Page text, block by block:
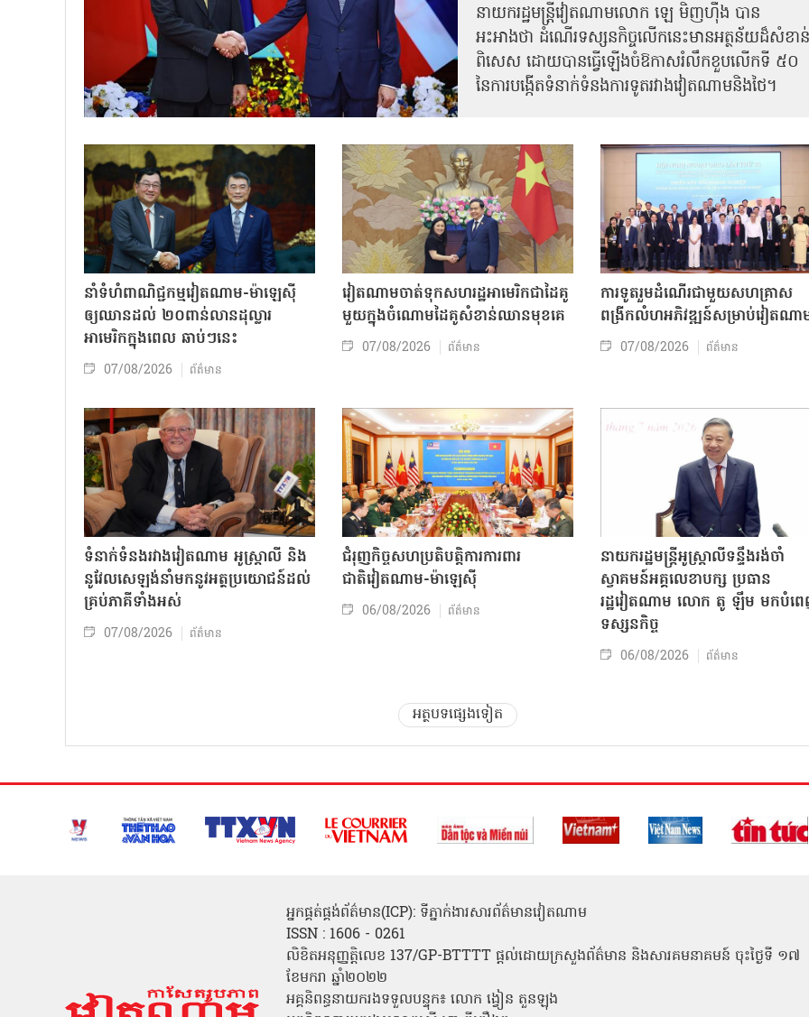
នាយករដ្ឋមន្ត្រីវៀតណាមលោក ឡេ មិញហ៊ឹង បាន
អះអាងថា ដំណើរទស្សនកិច្ចលើកនេះមានអត្ថន័យដ៏សំខាន់
ពិសេស ដោយបានធ្វើឡើងចំឱកាសរំលឹកខួបលើកទី ៥០
នៃការបង្កើតទំនាក់ទំនងការទូតរវាងវៀតណាមនិងថៃ។
នាំទំហំពាណិជ្ជកម្មវៀតណាម-ម៉ាឡេស៊ី
ឲ្យឈានដល់ ២០ពាន់លានដុល្លារ
អាមេរិកក្នុងពេល ឆាប់ៗនេះ
07/08/2026 ព័ត៌មាន
វៀតណាមចាត់ទុកសហរដ្ឋអាមេរិកជាដៃគូ
មួយក្នុងចំណោមដៃគូសំខាន់ឈានមុខគេ
07/08/2026 ព័ត៌មាន
ការទូតរួមដំណើរជាមួយសហគ្រាស
ពង្រីកលំហអភិវឌ្ឍន៍សម្រាប់វៀតណា
07/08/2026 ព័ត៌មាន
ទំនាក់ទំនងរវាងវៀតណាម អូស្ត្រាលី និង
នូវែលសេឡង់នាំមកនូវអត្ថប្រយោជន៍ដល់
គ្រប់ភាគីទាំងអស់
07/08/2026 ព័ត៌មាន
ជំរុញកិច្ចសហប្រតិបត្តិការការពារ
ជាតិវៀតណាម-ម៉ាឡេស៊ី
06/08/2026 ព័ត៌មាន
នាយករដ្ឋមន្ត្រីអូស្ត្រាលីទន្ទឹងរង់ចាំ
ស្វាគមន៍អគ្គលេខាបក្ស ប្រធាន
រដ្ឋវៀតណាម លោក តូ ឡឹម មកបំព
ទស្សនកិច្ច
06/08/2026 ព័ត៌មាន
អត្ថបទផ្សេងទៀត
អ្នកផ្គត់ផ្គង់ព័ត៌មាន(ICP): ទីភ្នាក់ងារសារព័ត៌មានវៀតណាម
ISSN : 1606 - 0261
លិខិតអនុញ្ញត្តិលេខ 137/GP-BTTTT ផ្តល់ដោយក្រសួងព័ត៌មាន និងសារគមនាគមន៍ ចុះថ្ងៃទី ១៧
ខែមករា ឆ្នាំ២០២២
អគ្គនិពន្ធនាយករងទទួលបន្ទុក៖ លោក ង្វៀន តួនឡុង